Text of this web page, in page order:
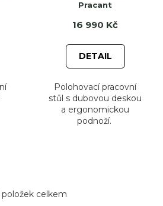
Pracant
16 990 Kč
DETAIL
Polohovací pracovní
stůl s dubovou deskou
a ergonomickou
podnoží.
O
položek celkem